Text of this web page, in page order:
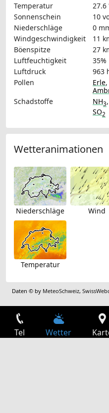
Temperatur
27.6
Sonnenschein
10
Niederschläge
0
Windgeschwindigkeit
11
Böenspitze
27
Luftfeuchtigkeit
35%
Luftdruck
963
Pollen
Erle,
Schadstoffe
NH3,
SO2
Wetteranimationen
Niederschläge Wind
Temperatur
Daten © by MeteoSchweiz,
Tel Wetter